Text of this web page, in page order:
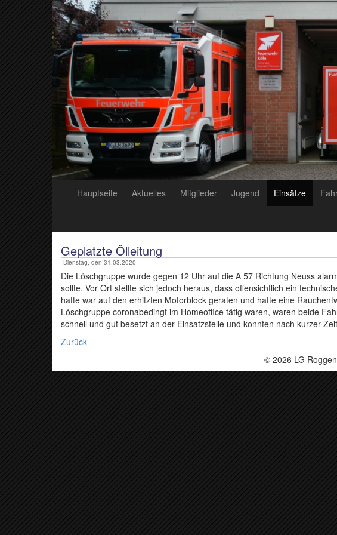
Hauptseite Aktuelles Mitglieder Jugend Einsätze
Geplatzte Ölleitung
Dienstag, den 31.03.2020
Die Löschgruppe wurde gegen 12 Uhr auf die A 57 Richtung Neuss
sollte. Vor Ort stellte sich jedoch heraus, dass offensichtlich ein
hatte war auf den erhitzten Motorblock geraten und hatte eine
Löschgruppe coronabedingt im Homeoffice tätig waren, waren beide
schnell und gut besetzt an der Einsatzstelle und konnten nach kurzer
Zurück
© 2026 LG